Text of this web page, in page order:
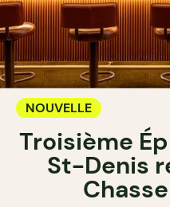
NOUVELLE
Troisième
St-Denis